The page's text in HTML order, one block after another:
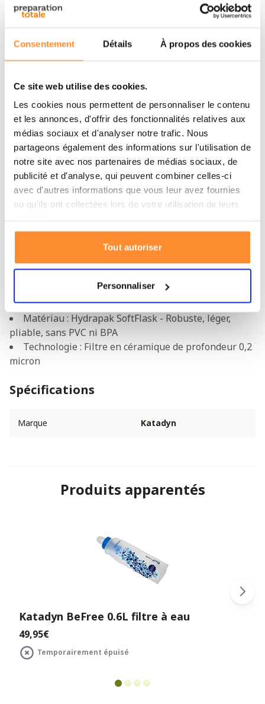
Consentement Détails À propos des cookies
Ce site web utilise des cookies.
Les cookies nous permettent de personnaliser le contenu
et les annonces, d'offrir des fonctionnalités relatives aux
médias sociaux et d'analyser notre trafic. Nous
partageons également des informations sur l'utilisation de
notre site avec nos partenaires de médias sociaux, de
publicité et d'analyse, qui peuvent combiner celles-ci
avec d'autres informations que vous leur avez fournies
ou qu'ils ont collectées lors de votre utilisation de leurs
Tout autoriser
Personnaliser
Filtre les bactéries et les protozoaires
boisson
en le secouant
PVC ni BPA, et d'une capacité de 1 litre.
Filtre 2 litres par minute!
Inclus mode d'emploi
Regardez la vidéo du filtre à eau
Katadyn BeFree 1.0L
Regardez comment ce filtre est testé !
Spécifications techniques
Poids (grammes) : 70
Dimensions une fois plié : 6,5 x 10 x 11 cm
Débit (L) : 2 L/min
Matériau : Hydrapak SoftFlask - Robuste, léger,
pliable, sans PVC ni BPA
Technologie : Filtre en céramique de profondeur 0,2
micron
Spécifications
Marque Katadyn
Produits apparentés
Katadyn BeFree 0.6L filtre à eau
49,95€
Temporairement épuisé